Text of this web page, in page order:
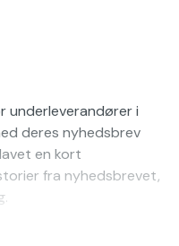
underleverandører i
deres nyhedsbrev
en kort
fra nyhedsbrevet,